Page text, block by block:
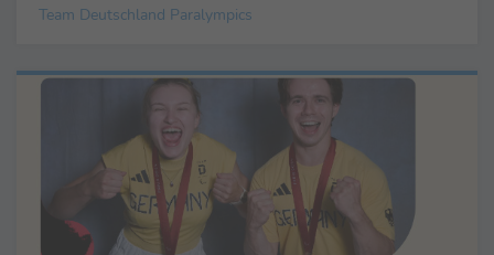
Team Deutschland Paralympics